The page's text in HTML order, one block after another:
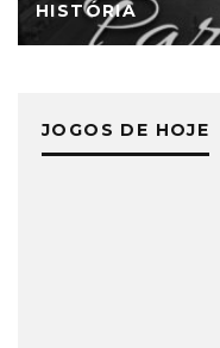
HISTÓRIA
JOGOS DE HOJE